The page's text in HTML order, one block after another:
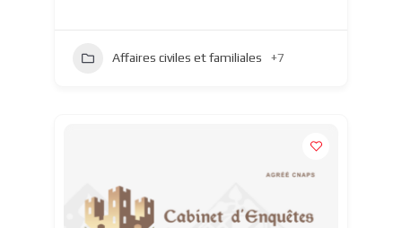
Affaires civiles et familiales +7